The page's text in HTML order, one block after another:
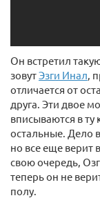
Он встретил
зовутЭзги Инал,
отличается от
друга. Эти двое
вписываются в
остальные. Дело
но все еще верит
свою очередь,
теперь он не
полу.